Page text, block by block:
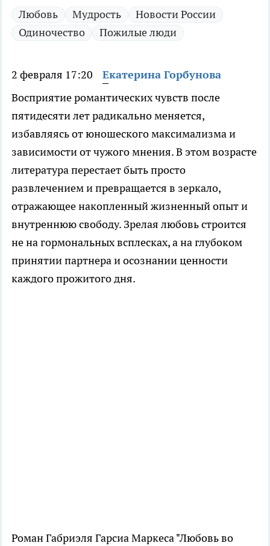
Любовь Мудрость
Новости России
Одиночество
Пожилые люди
2 февраля 17:20
Екатерина Горбунова
Восприятие романтических чувств после
пятидесяти лет радикально меняется,
избавляясь от юношеского максимализма и
зависимости от чужого мнения. В этом возрасте
литература перестает быть просто
развлечением и превращается в зеркало,
отражающее накопленный жизненный опыт и
внутреннюю свободу. Зрелая любовь строится
не на гормональных всплесках, а на глубоком
принятии партнера и осознании ценности
каждого прожитого дня.
Роман Габриэля Гарсиа Маркеса "Любовь во